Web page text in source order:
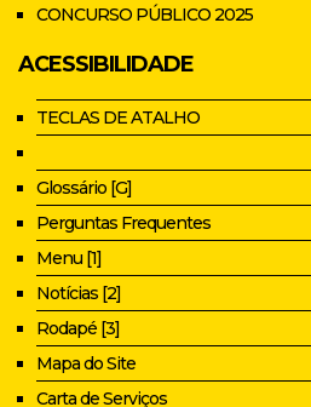
CONCURSO PÚBLICO 2025
ACESSIBILIDADE
TECLAS DE ATALHO
Glossário [G]
Perguntas Frequentes
Menu [1]
Notícias [2]
Rodapé [3]
Mapa do Site
Carta de Serviços